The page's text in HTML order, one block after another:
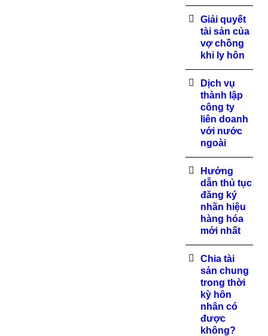
Giải quyết
tài sản của
vợ chồng
khi ly hôn
Dịch vụ
thành lập
công ty
liên doanh
với nước
ngoài
Hướng
dẫn thủ tục
đăng ký
nhãn hiệu
hàng hóa
mới nhất
Chia tài
sản chung
trong thời
kỳ hôn
nhân có
được
không?